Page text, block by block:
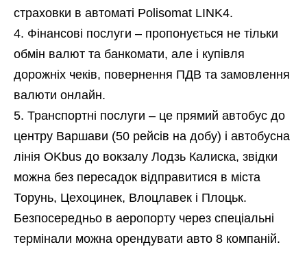
страховки в автоматі Polisomat LINK4.
Фінансові послуги – пропонується не тільки
обмін валют та банкомати, але і купівля
дорожніх чеків, повернення ПДВ та замовлення
валюти онлайн.
Транспортні послуги – це прямий автобус до
центру Варшави (50 рейсів на добу) і автобусна
лінія OKbus до вокзалу Лодзь Калиска, звідки
можна без пересадок відправитися в міста
Торунь, Цехоцинек, Влоцлавек і Плоцьк.
Безпосередньо в аеропорту через спеціальні
термінали можна орендувати авто 8 компаній.